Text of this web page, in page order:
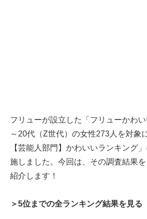
フリューが設立した「フリューかわ
～20代（Z世代）の女性273人を対象
【芸能人部門】かわいいランキング
施しました。今回は、その調査結果
紹介します！
＞5位までの全ランキング結果を見る